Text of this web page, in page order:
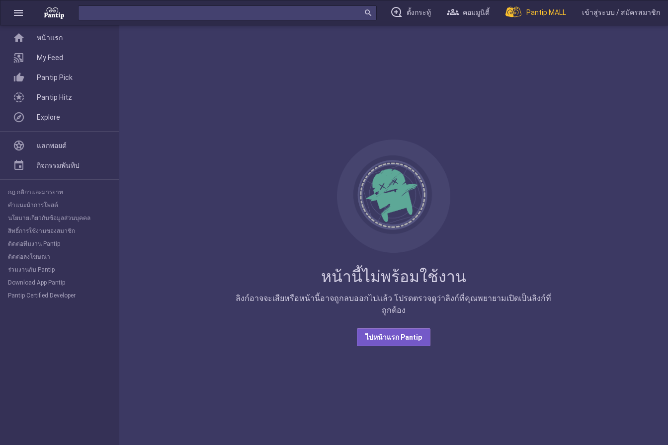
menu search ตั้งกระทู้ คอมมูนิตี้ Pantip MALL เข้าสู่ระบบ / สมัครสมาชิก
หน้านี้ไม่พร้อมใช้งาน
ลิงก์อาจจะเสียหรือหน้านี้อาจถูกลบออกไปแล้ว โปรดตรวจดูว่าลิงก์ที่คุณพยายามเปิดเป็นลิงก์ที่
ถูกต้อง
ไปหน้าแรก Pantip
home
Pantip Pick
Explore
home หน้าแรก
My Feed
Pantip Pick
Pantip Hitz
Explore
แลกพอยต์
กิจกรรมพันทิป
กฎ กติกาและมารยาท
คำแนะนำการโพสต์
นโยบายเกี่ยวกับข้อมูลส่วนบุคคล
สิทธิ์การใช้งานของสมาชิก
ติดต่อทีมงาน Pantip
ติดต่อลงโฆษณา
ร่วมงานกับ Pantip
Download App Pantip
Pantip Certified Developer